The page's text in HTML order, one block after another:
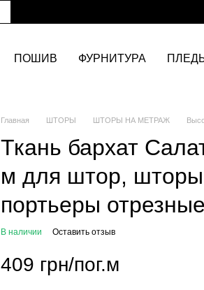
ПОШИВ ФУРНИТУРА
Главная ШТОРЫ ШТОРЫ НА МЕТРАЖ
Ткань бархат
м для штор,
портьеры отрезные
В наличии Оставить отзыв
409 грн/пог.м